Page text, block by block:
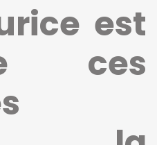
est
ces